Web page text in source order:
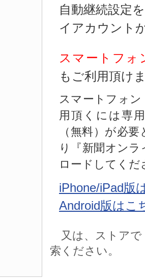
自動継続設定
イアカウント
スマートフォ
もご利用頂け
スマートフォ
用頂くには専
（無料）が必
り『新聞オン
ロードしてくだ
iPhone/iPad版
Android版はこ
又は、ストアで
索ください。